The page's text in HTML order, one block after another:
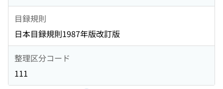
目録規則
日本目録規則1987年版改訂版
整理区分コード
111